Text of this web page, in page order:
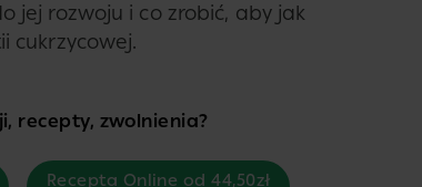
jej rozwoju i co zrobić, aby jak
cukrzycowej.
recepty, zwolnienia?
Recepta Online od 44,50zł